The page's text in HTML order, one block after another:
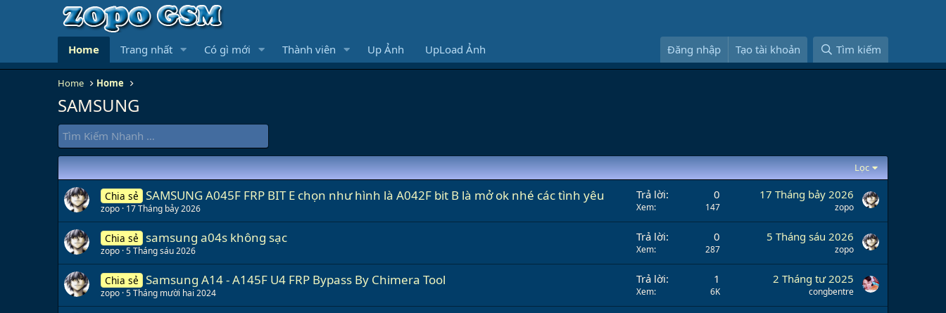
Home Trang nhất Có gì mới Thành viên Up Ảnh UpLoad Ảnh Đăng nhập Tạo tài khoản Tìm kiếm
Home Home
SAMSUNG
Lọc
Chia sẻ SAMSUNG A045F FRP BIT E chọn như hình là A042F bit B là mở ok nhé các tình yêu
zopo 17 Tháng bảy 2026
Trả lời 0
Xem 147
17 Tháng bảy 2026
zopo
Chia sẻ samsung a04s không sạc
zopo 5 Tháng sáu 2026
Trả lời 0
Xem 287
5 Tháng sáu 2026
zopo
Chia sẻ Samsung A14 - A145F U4 FRP Bypass By Chimera Tool
zopo 5 Tháng mười hai 2024
Trả lời 1
Xem 6K
2 Tháng tư 2025
congbentre